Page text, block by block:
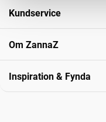
Kundservice
Om ZannaZ
Inspiration & Fynda